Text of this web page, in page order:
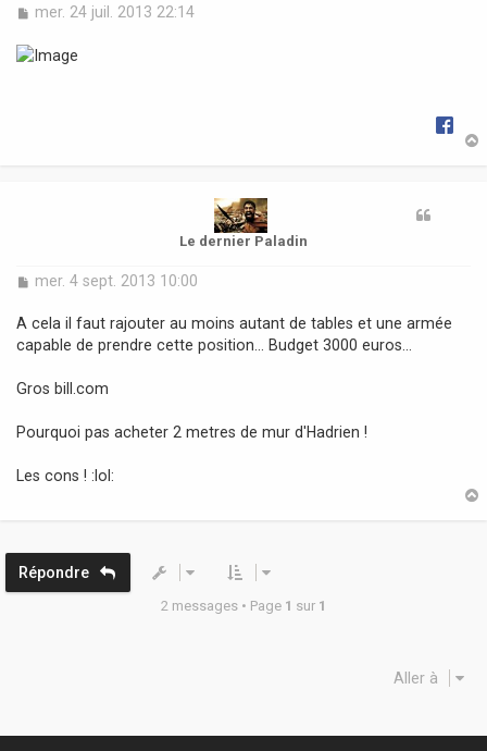
M
s
s
mer. 24 juil. 2013 22:14
Le dernier Paladin
M
s
a
e
mer. 4 sept. 2013 10:00
A cela il faut rajouter au moins autant de tables et une armée
capable de prendre cette position... Budget 3000 euros...
Gros bill.com
Pourquoi pas acheter 2 metres de mur d'Hadrien !
Les cons ! :lol:
Répondre
2 messages • Page 1 sur 1
Aller à